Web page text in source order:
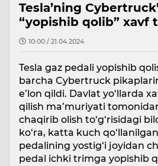
Tesla’ning
“yopishib qolib” xavf
10:00 / 21.04.2024
Tesla gaz pedali yopishib
barcha Cybertruck
e’lon qildi. Davlat yo‘llarda
qilish ma’muriyati
chaqirib olish to‘g‘risidagi
ko‘ra, katta kuch
pedalining yostig‘i joyidan
pedal ichki trimga yopishib